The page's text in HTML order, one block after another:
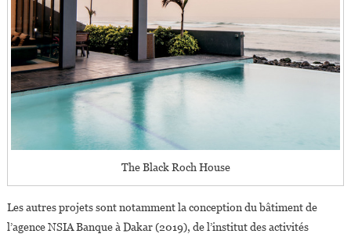
The Black Roch House
Les autres projets sont notamment la conception du bâtiment de
l’agence NSIA Banque à Dakar (2019), de l’institut des activités